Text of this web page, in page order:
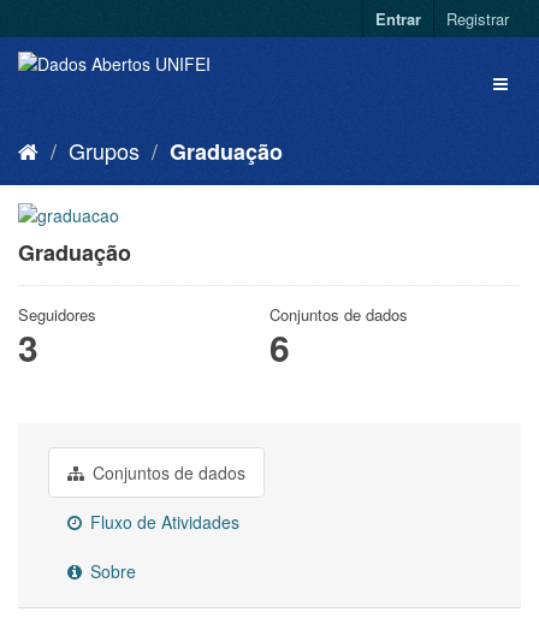
Entrar Registrar
Grupos Graduação
Graduação
Seguidores
3
Conjuntos de dados
6
Conjuntos de dados
Fluxo de Atividades
Sobre